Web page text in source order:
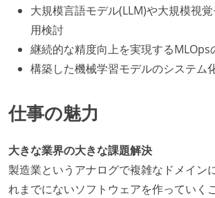
大規模言語モデル(LLM)や大規模視
用検討
継続的な精度向上を実現するMLOps
構築した機械学習モデルのシステム
仕事の魅力
大きな業界の大きな課題解決
製造業というアナログで複雑なドメイン
れまでにないソフトウェアを作っていく